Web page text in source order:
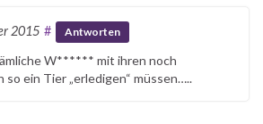
2015 # Antworten
W****** mit ihren noch
so ein Tier „erledigen“ müssen…..